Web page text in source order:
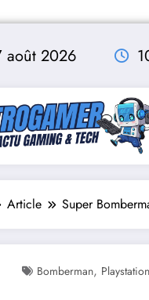
août 2026
Article Super
Bomberman, Playstation